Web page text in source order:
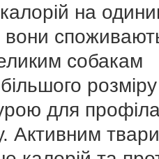
на
вони
собакам
для
Активним